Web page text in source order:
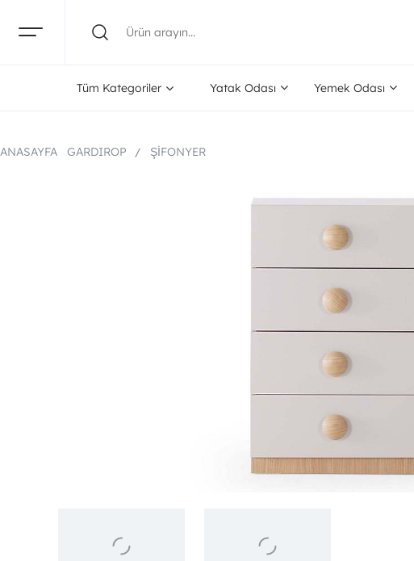
Tüm Kategoriler Yatak Odası Yemek Odası
ANASAYFA GARDIROP ŞIFONYER